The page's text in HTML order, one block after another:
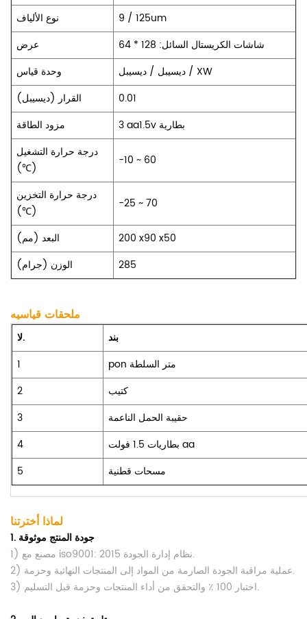
نوع الألياف
9 / 125um
عرض
شاشات الكريستال السائل: 128 * 64
وحدة قياس
ديسيبل / ديسيبل / XW
القرار (ديسيبل)
0.01
مزود الطاقة
3 aa1.5v بطارية
درجة حرارة التشغيل
(℃)
-10 ~ 60
درجة حرارة التخزين
(℃)
-25 ~ 70
البعد (مم)
200 x90 x50
الوزن (جرام)
285
ملحقات قياسيه
لا.
بند
1
pon متر السلطة
2
كتيب
3
حقيبة الحمل الناعمة
4
بطاريات 1.5 فولت aa
5
مسحات قطنية
لماذا أخترتنا
1. جودة المنتج موثوقة
1) مصنع مع iso9001: 2015 نظام إدارة الجودة.
2) عملية مراقبة الجودة الصارمة من المواد إلى المنتجات النهائية وحزمة.
3) اختبار 100 ٪ والتحقق من أداء المنتجات وحزمة قبل التسليم.